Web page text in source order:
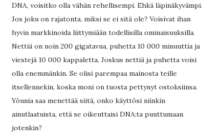
DNA, voisitko olla vähän rehellisempi. Ehkä läpinäkyvämpi.
Jos joku on rajatonta, miksi se ei sitä ole? Voisivat ihan
hyvin markkinoida liittymiään todellisilla ominaisuuksilla.
Nettiä on noin 200 gigatavua, puhetta 10 000 minuuttia ja
viestejä 10 000 kappaletta. Joskus nettiä ja puhetta voisi
olla enemmänkin. Se olisi parempaa mainosta teille
itsellennekin, koska moni on tuosta pettynyt ostoksiinsa.
Yöunia saa menettää siitä, onko käyttösi niinkin
ainutlaatuista, että se oikeuttaisi DNA:ta puuttumaan
jotenkin?